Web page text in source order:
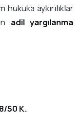
aykırılıklar
adil yargılanma
50 K.